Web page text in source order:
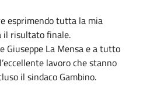
esprimendo tutta la mia
il risultato finale.
Giuseppe La Mensa e a tutto
lavoro che stanno
il sindaco Gambino.